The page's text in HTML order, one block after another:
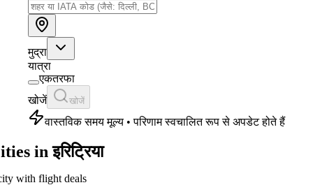
मुद्रा
यात्रा
एकतरफा
खोजें
खोजें
वास्तविक समय मूल्य • परिणाम स्वचालित रूप से अपडेट होते हैं
in इरिट्रिया
with flight deals